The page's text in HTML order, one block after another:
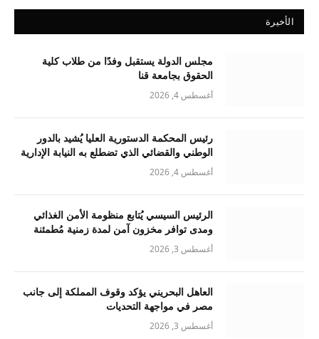
الأخيرة
مجلس الدولة يستقبل وفدًا من طلاب كلية
الحقوق بجامعة قنا
أغسطس 4, 2026
رئيس المحكمة الدستورية العليا يُشيد بالدور
الوطني والقضائي الذي تضطلع به النيابة الإدارية
أغسطس 4, 2026
الرئيس السيسي يُتابع منظومة الأمن الغذائي
ومدى توافر مخزون آمن لمدة زمنية مُطمئنة
أغسطس 3, 2026
العاهل البحريني يؤكد وقوف المملكة إلى جانب
مصر في مواجهة التحديات
أغسطس 3, 2026